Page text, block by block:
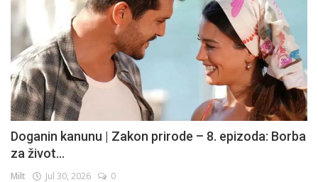
Doganin kanunu | Zakon prirode – 8. epizoda: Borba
za život...
Milt Jul 30, 2026 0